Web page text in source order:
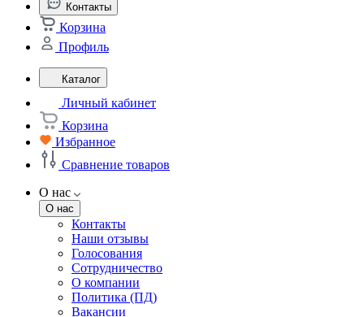
Контакты
Корзина
Профиль
Каталог
Личный кабинет
Корзина
Избранное
Сравнение товаров
О нас
О нас
Контакты
Наши отзывы
Голосования
Сотрудничество
О компании
Политика (ПД)
Вакансии